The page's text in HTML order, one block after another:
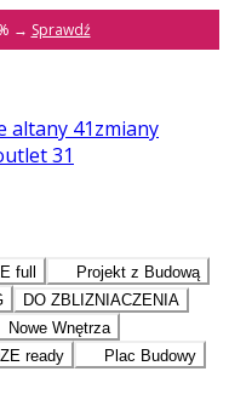
→ Sprawdź
altany 41zmiany
31
full
Projekt z Budową
DO ZBLIZNIACZENIA
Nowe Wnętrza
ready
Plac Budowy